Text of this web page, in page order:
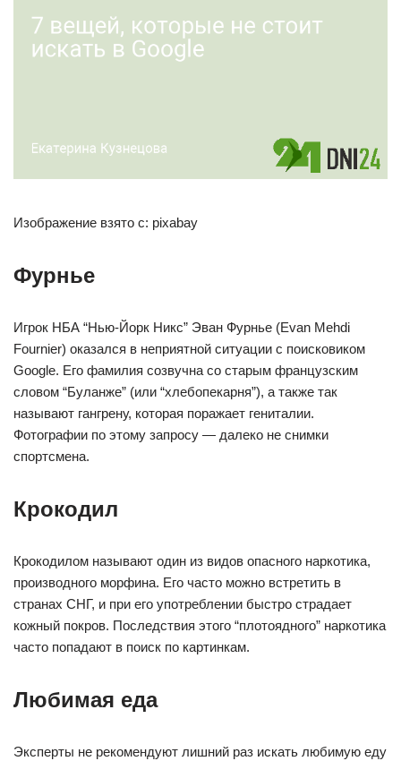
Изображение взято с: pixabay
Фурнье
Игрок НБА “Нью-Йорк Никс” Эван Фурнье (Evan Mehdi
Fournier) оказался в неприятной ситуации с поисковиком
Google. Его фамилия созвучна со старым французским
словом “Буланже” (или “хлебопекарня”), а также так
называют гангрену, которая поражает гениталии.
Фотографии по этому запросу — далеко не снимки
спортсмена.
Крокодил
Крокодилом называют один из видов опасного наркотика,
производного морфина. Его часто можно встретить в
странах СНГ, и при его употреблении быстро страдает
кожный покров. Последствия этого “плотоядного” наркотика
часто попадают в поиск по картинкам.
Любимая еда
Эксперты не рекомендуют лишний раз искать любимую еду